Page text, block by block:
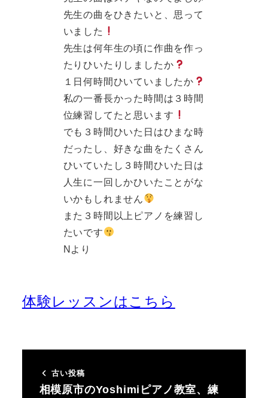
先生の曲をひきたいと、思って
いました
先生は何年生の頃に作曲を作っ
たりひいたりしましたか
１日何時間ひいていましたか
私の一番長かった時間は３時間
位練習してたと思います
でも３時間ひいた日はひまな時
だったし、好きな曲をたくさん
ひいていたし３時間ひいた日は
人生に一回しかひいたことがな
いかもしれません
また３時間以上ピアノを練習し
たいです
Nより
体験レッスンはこちら
古い投稿
相模原市のYoshimiピアノ教室、練